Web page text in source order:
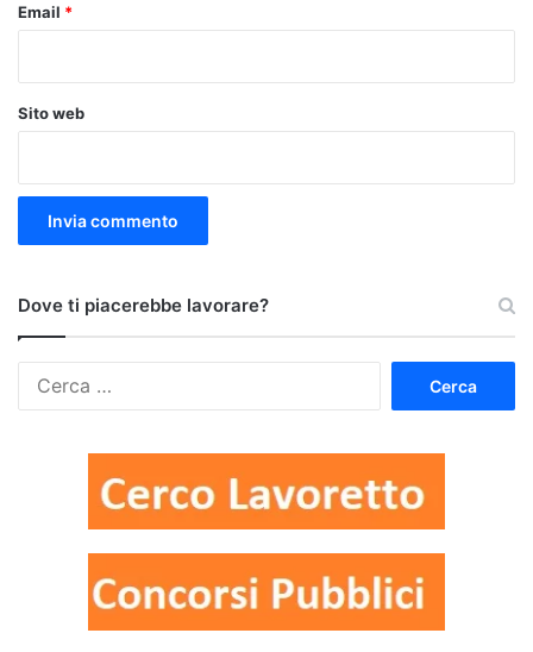
Email *
Sito web
Dove ti piacerebbe lavorare?